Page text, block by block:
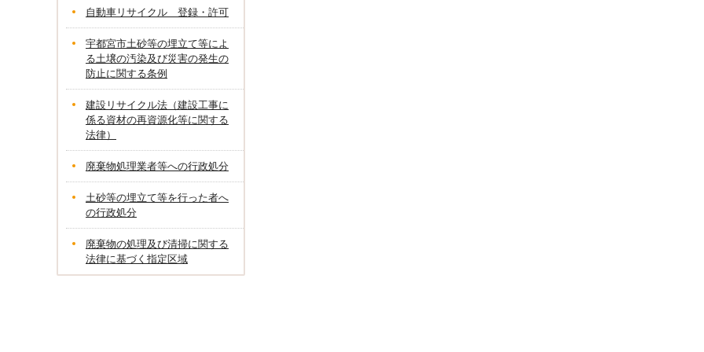
自動車リサイクル 登録・許可
宇都宮市土砂等の埋立て等によ
る土壌の汚染及び災害の発生の
防止に関する条例
建設リサイクル法（建設工事に
係る資材の再資源化等に関する
法律）
廃棄物処理業者等への行政処分
土砂等の埋立て等を行った者へ
の行政処分
廃棄物の処理及び清掃に関する
法律に基づく指定区域